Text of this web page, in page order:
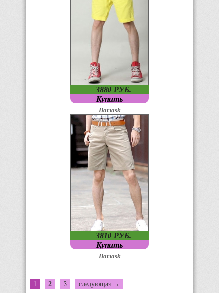
Купить
3880 PУБ.
Damask
Купить
3810 PУБ.
Damask
1 2 3 следующая →